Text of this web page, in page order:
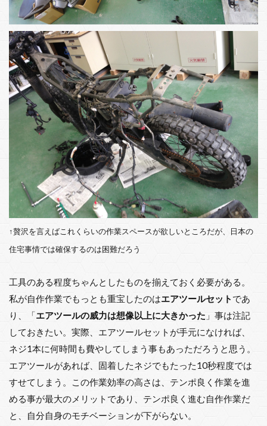
↑贅沢を言えばこれくらいの作業スペースが欲しいところだが、日本の
住宅事情では確保するのは困難だろう
工具のある程度ちゃんとしたものを揃えておく必要がある。
私が自作作業でもっとも重宝したのはエアツールセット であ
り、「エアツールの威力は想像以上に大きかった 」事は注記
しておきたい。実際、エアツールセットが手元になければ、
ネジ1本に何時間も費やしてしまう事もあっただろうと思う。
エアツールがあれば、固着したネジでもたった10秒程度では
すせてしまう。この作業効率の高さは、テンポ良く作業を進
める事が最大のメリットであり、テンポ良く進む自作作業だ
と、自分自身のモチベーションが下がらない。